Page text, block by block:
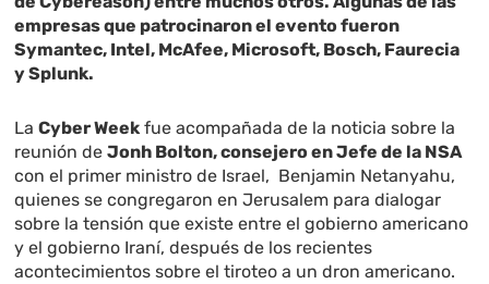
empresas que patrocinaron el evento fueron
Symantec, Intel, McAfee, Microsoft, Bosch, Faurecia
y Splunk.
LaCyber Week fue acompañada de la noticia sobre la
reunión deJonh Bolton, consejero en Jefe de la NSA
con el primer ministro de Israel, Benjamin Netanyahu,
quienes se congregaron en Jerusalem para dialogar
sobre la tensión que existe entre el gobierno americano
y el gobierno Iraní, después de los recientes
acontecimientos sobre el tiroteo a un dron americano.